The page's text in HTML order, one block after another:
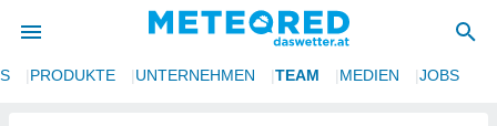
PRODUKTE UNTERNEHMEN TEAM MEDIEN JOBS